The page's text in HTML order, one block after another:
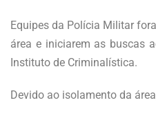
Equipes da Polícia Militar
área e iniciarem as buscas
Instituto de Criminalística.
Devido ao isolamento da